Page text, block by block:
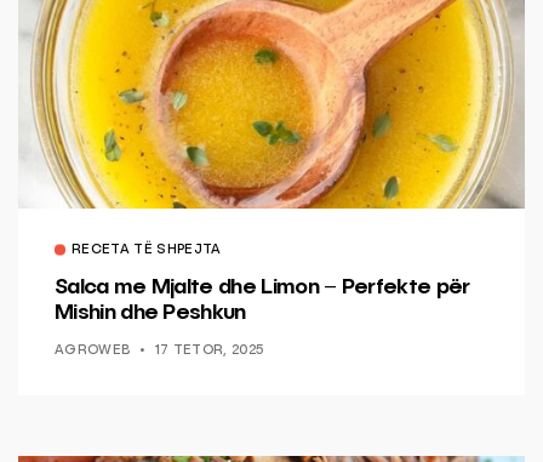
RECETA TË SHPEJTA
Salca me Mjalte dhe Limon – Perfekte për
Mishin dhe Peshkun
AGROWEB 17 TETOR, 2025